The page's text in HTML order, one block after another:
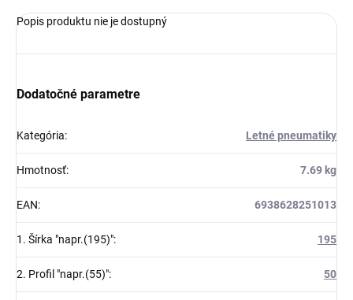
Popis produktu nie je dostupný
Dodatočné parametre
Kategória: Letné pneumatiky
Hmotnosť: 7.69 kg
EAN: 6938628251013
1. Šírka "napr.(195)": 195
2. Profil "napr.(55)": 50